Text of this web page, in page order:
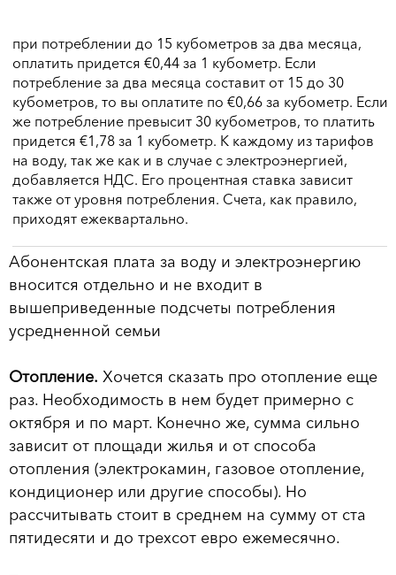
при потреблении до 15 кубометров за два месяца,
оплатить придется €0,44 за 1 кубометр. Если
потребление за два месяца составит от 15 до 30
кубометров, то вы оплатите по €0,66 за кубометр. Если
же потребление превысит 30 кубометров, то платить
придется €1,78 за 1 кубометр. К каждому из тарифов
на воду, так же как и в случае с электроэнергией,
добавляется НДС. Его процентная ставка зависит
также от уровня потребления. Счета, как правило,
приходят ежеквартально.
Абонентская плата за воду и электроэнергию
вносится отдельно и не входит в
вышеприведенные подсчеты потребления
усредненной семьи
Отопление. Хочется сказать про отопление еще
раз. Необходимость в нем будет примерно с
октября и по март. Конечно же, сумма сильно
зависит от площади жилья и от способа
отопления (электрокамин, газовое отопление,
кондиционер или другие способы). Но
рассчитывать стоит в среднем на сумму от ста
пятидесяти и до трехсот евро ежемесячно.